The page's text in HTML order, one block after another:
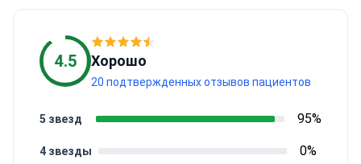
4.5 Хорошо
20 подтвержденных отзывов пациентов
4 звезды 0%
5 звезд 95%